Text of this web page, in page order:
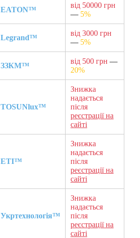
EATON™
від 50000 грн
— 5%
Legrand™
від 3000 грн
— 5%
ЗЗКМ™
від 500 грн —
20%
TOSUNlux™
Знижка
надається
після
реєстрації на
сайті
ETI™
Знижка
надається
після
реєстрації на
сайті
Укртехнологія™
Знижка
надається
після
реєстрації на
сайті